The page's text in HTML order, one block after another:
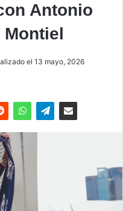
Antonio
el 13 mayo, 2026